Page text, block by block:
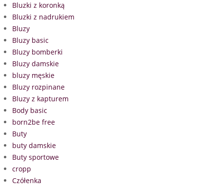
Bluzki z koronką
Bluzki z nadrukiem
Bluzy
Bluzy basic
Bluzy bomberki
Bluzy damskie
bluzy męskie
Bluzy rozpinane
Bluzy z kapturem
Body basic
born2be free
Buty
buty damskie
Buty sportowe
cropp
Czółenka